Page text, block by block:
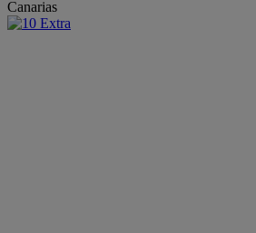
Canarias